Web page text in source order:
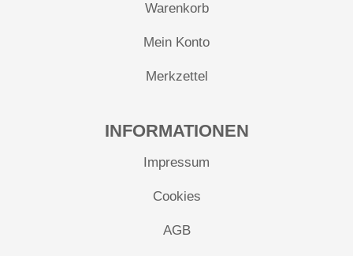
Warenkorb
Mein Konto
Merkzettel
INFORMATIONEN
Impressum
Cookies
AGB